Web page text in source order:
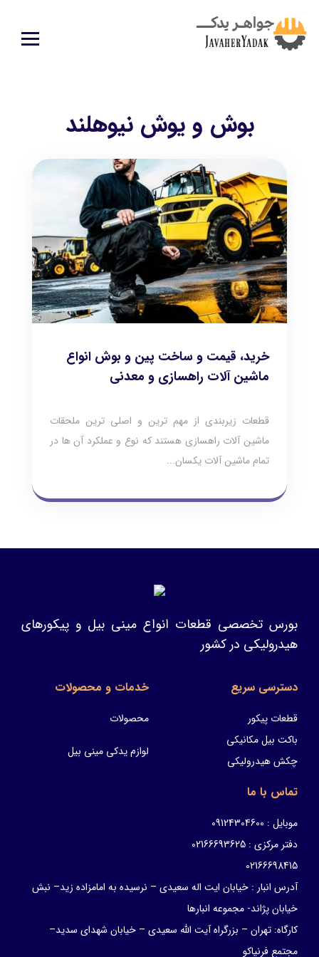
بوش و یوش نیوهلند
خرید، قیمت و ساخت پین و بوش انواع
ماشین آلات راهسازی و معدنی
قطعات زیربندی از مهم ترین و اصلی ترین ملحقات
ماشین آلات راهسازی هستند که نوع و عملکرد آن ها در
تمام ماشین آلات یکسان...
بورس تخصصی قطعات انواع مینی بیل و پیکورهای
هیدرولیکی در کشور
دسترسی سریع
قطعات پیکور
باکت بیل مکانیکی
چکش هیدرولیکی
خدمات و محصولات
محصولات
لوازم یدکی مینی بیل
تماس با ما
موبایل : 09124304600
دفتر مرکزی : 02166693625
02166698415
آدرس انبار : خیابان ایت اله سعیدی – نرسیده به امامزاده زید– نبش
خیابان پژاند- مجموعه انبارها
کارگاه: تهران – بزرگراه آیت الله سعیدی – خیابان شهدای سدید–
مجتمع فرنیاکو